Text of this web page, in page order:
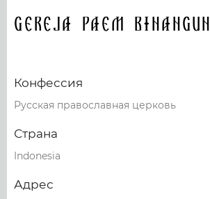
Gereja Paem Binangun
Конфессия
Русская православная церковь
Страна
Indonesia
Адрес